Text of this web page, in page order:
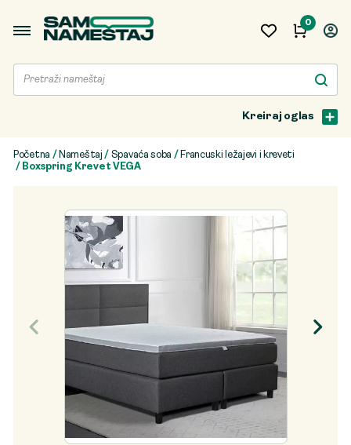
0
Kreiraj oglas
Početna / Nameštaj / Spavaća soba / Francuski ležajevi i kreveti
/ Boxspring Krevet VEGA